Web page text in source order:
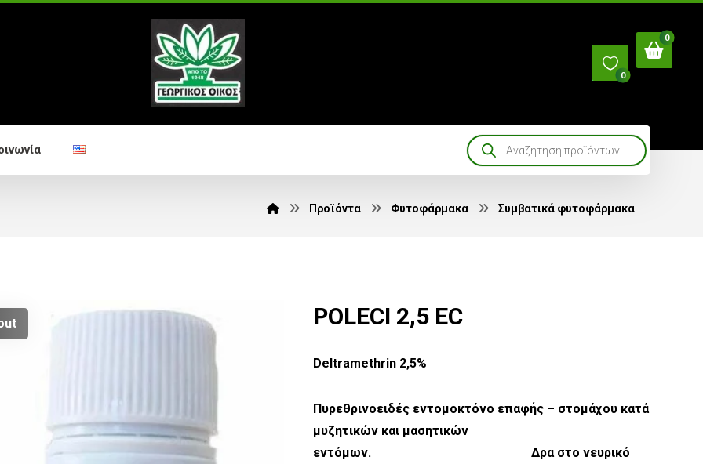
Προϊόντα Φυτοφάρμακα Συμβατικά φυτοφάρμακα
POLECI 2,5 EC
Deltramethrin 2,5%
Πυρεθρινοειδές εντομοκτόνο επαφής – στομάχου κατά
μυζητικών και μασητικών
εντόμων. Δρα στο νευρικό